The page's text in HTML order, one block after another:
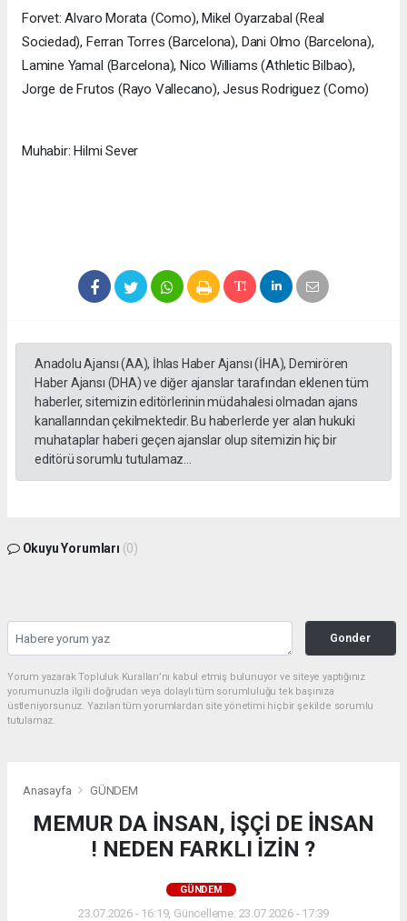
Forvet: Alvaro Morata (Como), Mikel Oyarzabal (Real
Sociedad), Ferran Torres (Barcelona), Dani Olmo (Barcelona),
Lamine Yamal (Barcelona), Nico Williams (Athletic Bilbao),
Jorge de Frutos (Rayo Vallecano), Jesus Rodriguez (Como)
Muhabir: Hilmi Sever
Anadolu Ajansı (AA), İhlas Haber Ajansı (İHA), Demirören
Haber Ajansı (DHA) ve diğer ajanslar tarafından eklenen tüm
haberler, sitemizin editörlerinin müdahalesi olmadan ajans
kanallarından çekilmektedir. Bu haberlerde yer alan hukuki
muhataplar haberi geçen ajanslar olup sitemizin hiç bir
editörü sorumlu tutulamaz...
Okuyu Yorumları (0)
Gonder
Yorum yazarak Topluluk Kuralları’nı kabul etmiş bulunuyor ve siteye yaptığınız
yorumunuzla ilgili doğrudan veya dolaylı tüm sorumluluğu tek başınıza
üstleniyorsunuz. Yazılan tüm yorumlardan site yönetimi hiçbir şekilde sorumlu
tutulamaz.
Anasayfa GÜNDEM
MEMUR DA İNSAN, İŞÇİ DE İNSAN
! NEDEN FARKLI İZİN ?
GÜNDEM
23.07.2026 - 16:19, Güncelleme: 23.07.2026 - 17:39